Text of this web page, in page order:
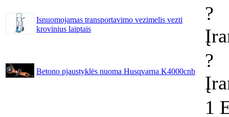
Isnuomojamas transportavimo vezimelis vezti
krovinius laiptais
?
Betono pjaustyklės nuoma Husqvarna K4000cnb
?
1